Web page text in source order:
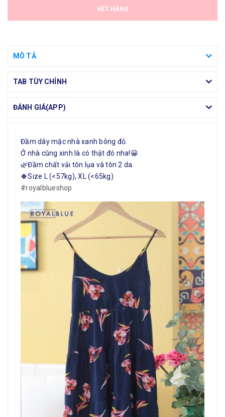
HẾT HÀNG
MÔ TẢ
TAB TÙY CHỈNH
ĐÁNH GIÁ(APP)
Đầm dây mặc nhà xanh bông đỏ.
Ở nhà cũng xinh là có thật đó nha!😀
🌿Đầm chất vải tôn lụa và tôn 2 da.
🍀Size L (<57kg), XL (<65kg)
#royalblueshop